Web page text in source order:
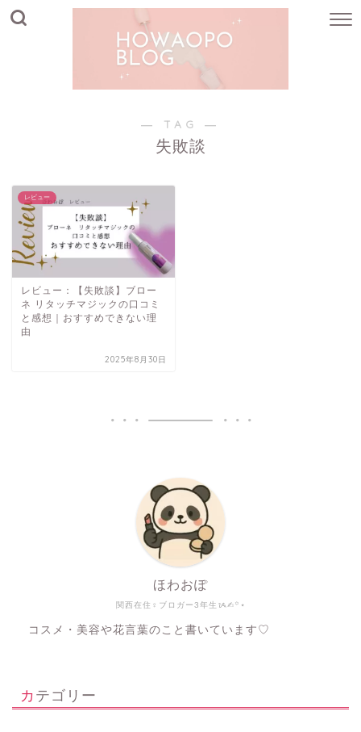
― TAG ―
失敗談
レビュー
レビュー：【失敗談】ブロー
ネ リタッチマジックの口コミ
と感想｜おすすめできない理
由
2025年8月30日
関西在住♀ブロガー3年生ᝰ✍︎꙳⋆
ほわおぽ
コスメ・美容や花言葉のこと書いています♡
カテゴリー